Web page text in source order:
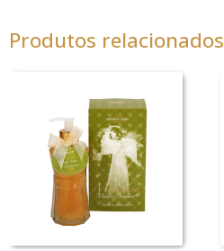
Produtos relacionados